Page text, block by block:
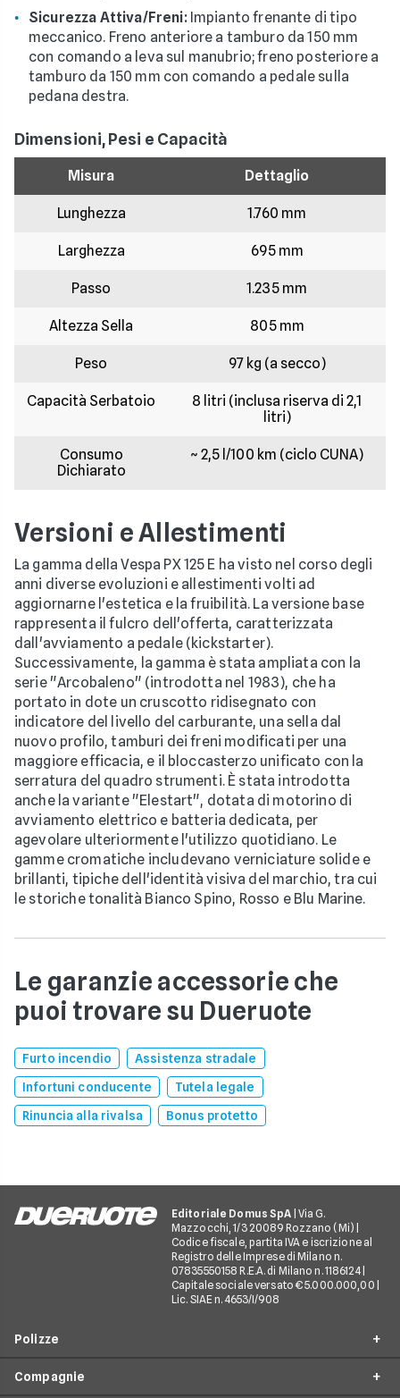
Sicurezza Attiva/Freni:Impianto frenante di tipo
meccanico. Freno anteriore a tamburo da 150 mm
con comando a leva sul manubrio; freno posteriore a
tamburo da 150 mm con comando a pedale sulla
pedana destra.
Dimensioni, Pesi e Capacità
Misura Dettaglio
Lunghezza 1.760 mm
Larghezza 695 mm
Passo 1.235 mm
Altezza Sella 805 mm
Peso 97 kg (a secco)
Capacità Serbatoio
8 litri (inclusa riserva di 2,1
litri)
Consumo
Dichiarato
~ 2,5 l/100 km (ciclo CUNA)
Versioni e Allestimenti
La gamma della Vespa PX 125 E ha visto nel corso degli
anni diverse evoluzioni e allestimenti volti ad
aggiornarne l'estetica e la fruibilità. La versione base
rappresenta il fulcro dell'offerta, caratterizzata
dall'avviamento a pedale (kickstarter).
Successivamente, la gamma è stata ampliata con la
serie "Arcobaleno" (introdotta nel 1983), che ha
portato in dote un cruscotto ridisegnato con
indicatore del livello del carburante, una sella dal
nuovo profilo, tamburi dei freni modificati per una
maggiore efficacia, e il bloccasterzo unificato con la
serratura del quadro strumenti. È stata introdotta
anche la variante "Elestart", dotata di motorino di
avviamento elettrico e batteria dedicata, per
agevolare ulteriormente l'utilizzo quotidiano. Le
gamme cromatiche includevano verniciature solide e
brillanti, tipiche dell'identità visiva del marchio, tra cui
le storiche tonalità Bianco Spino, Rosso e Blu Marine.
Le garanzie accessorie che
puoi trovare su Dueruote
Furto incendio
Assistenza stradale
Infortuni conducente
Tutela legale
Rinuncia alla rivalsa
Bonus protetto
Editoriale Domus SpA | Via G.
Mazzocchi, 1/3 20089 Rozzano (Mi) |
Codice fiscale, partita IVA e iscrizione al
Registro delle Imprese di Milano n.
07835550158 R.E.A. di Milano n. 1186124 |
Capitale sociale versato € 5.000.000,00 |
Lic. SIAE n. 4653/I/908
Polizze
Furto incendio
Compagnie